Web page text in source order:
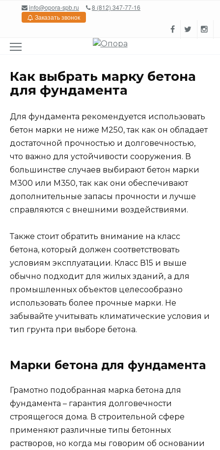
Перейтиinfo@opora-spb.ru
8 (812) 347-77-16
Заказать звонок
Как выбрать марку бетона
для фундамента
Для фундамента рекомендуется использовать
бетон марки не ниже М250, так как он обладает
достаточной прочностью и долговечностью,
что важно для устойчивости сооружения. В
большинстве случаев выбирают бетон марки
М300 или М350, так как они обеспечивают
дополнительные запасы прочности и лучше
справляются с внешними воздействиями.
Также стоит обратить внимание на класс
бетона, который должен соответствовать
условиям эксплуатации. Класс В15 и выше
обычно подходит для жилых зданий, а для
промышленных объектов целесообразно
использовать более прочные марки. Не
забывайте учитывать климатические условия и
тип грунта при выборе бетона.
Марки бетона для фундамента
Грамотно подобранная марка бетона для
фундамента – гарантия долговечности
строящегося дома. В строительной сфере
применяют различные типы бетонных
растворов, но когда мы говорим об основании